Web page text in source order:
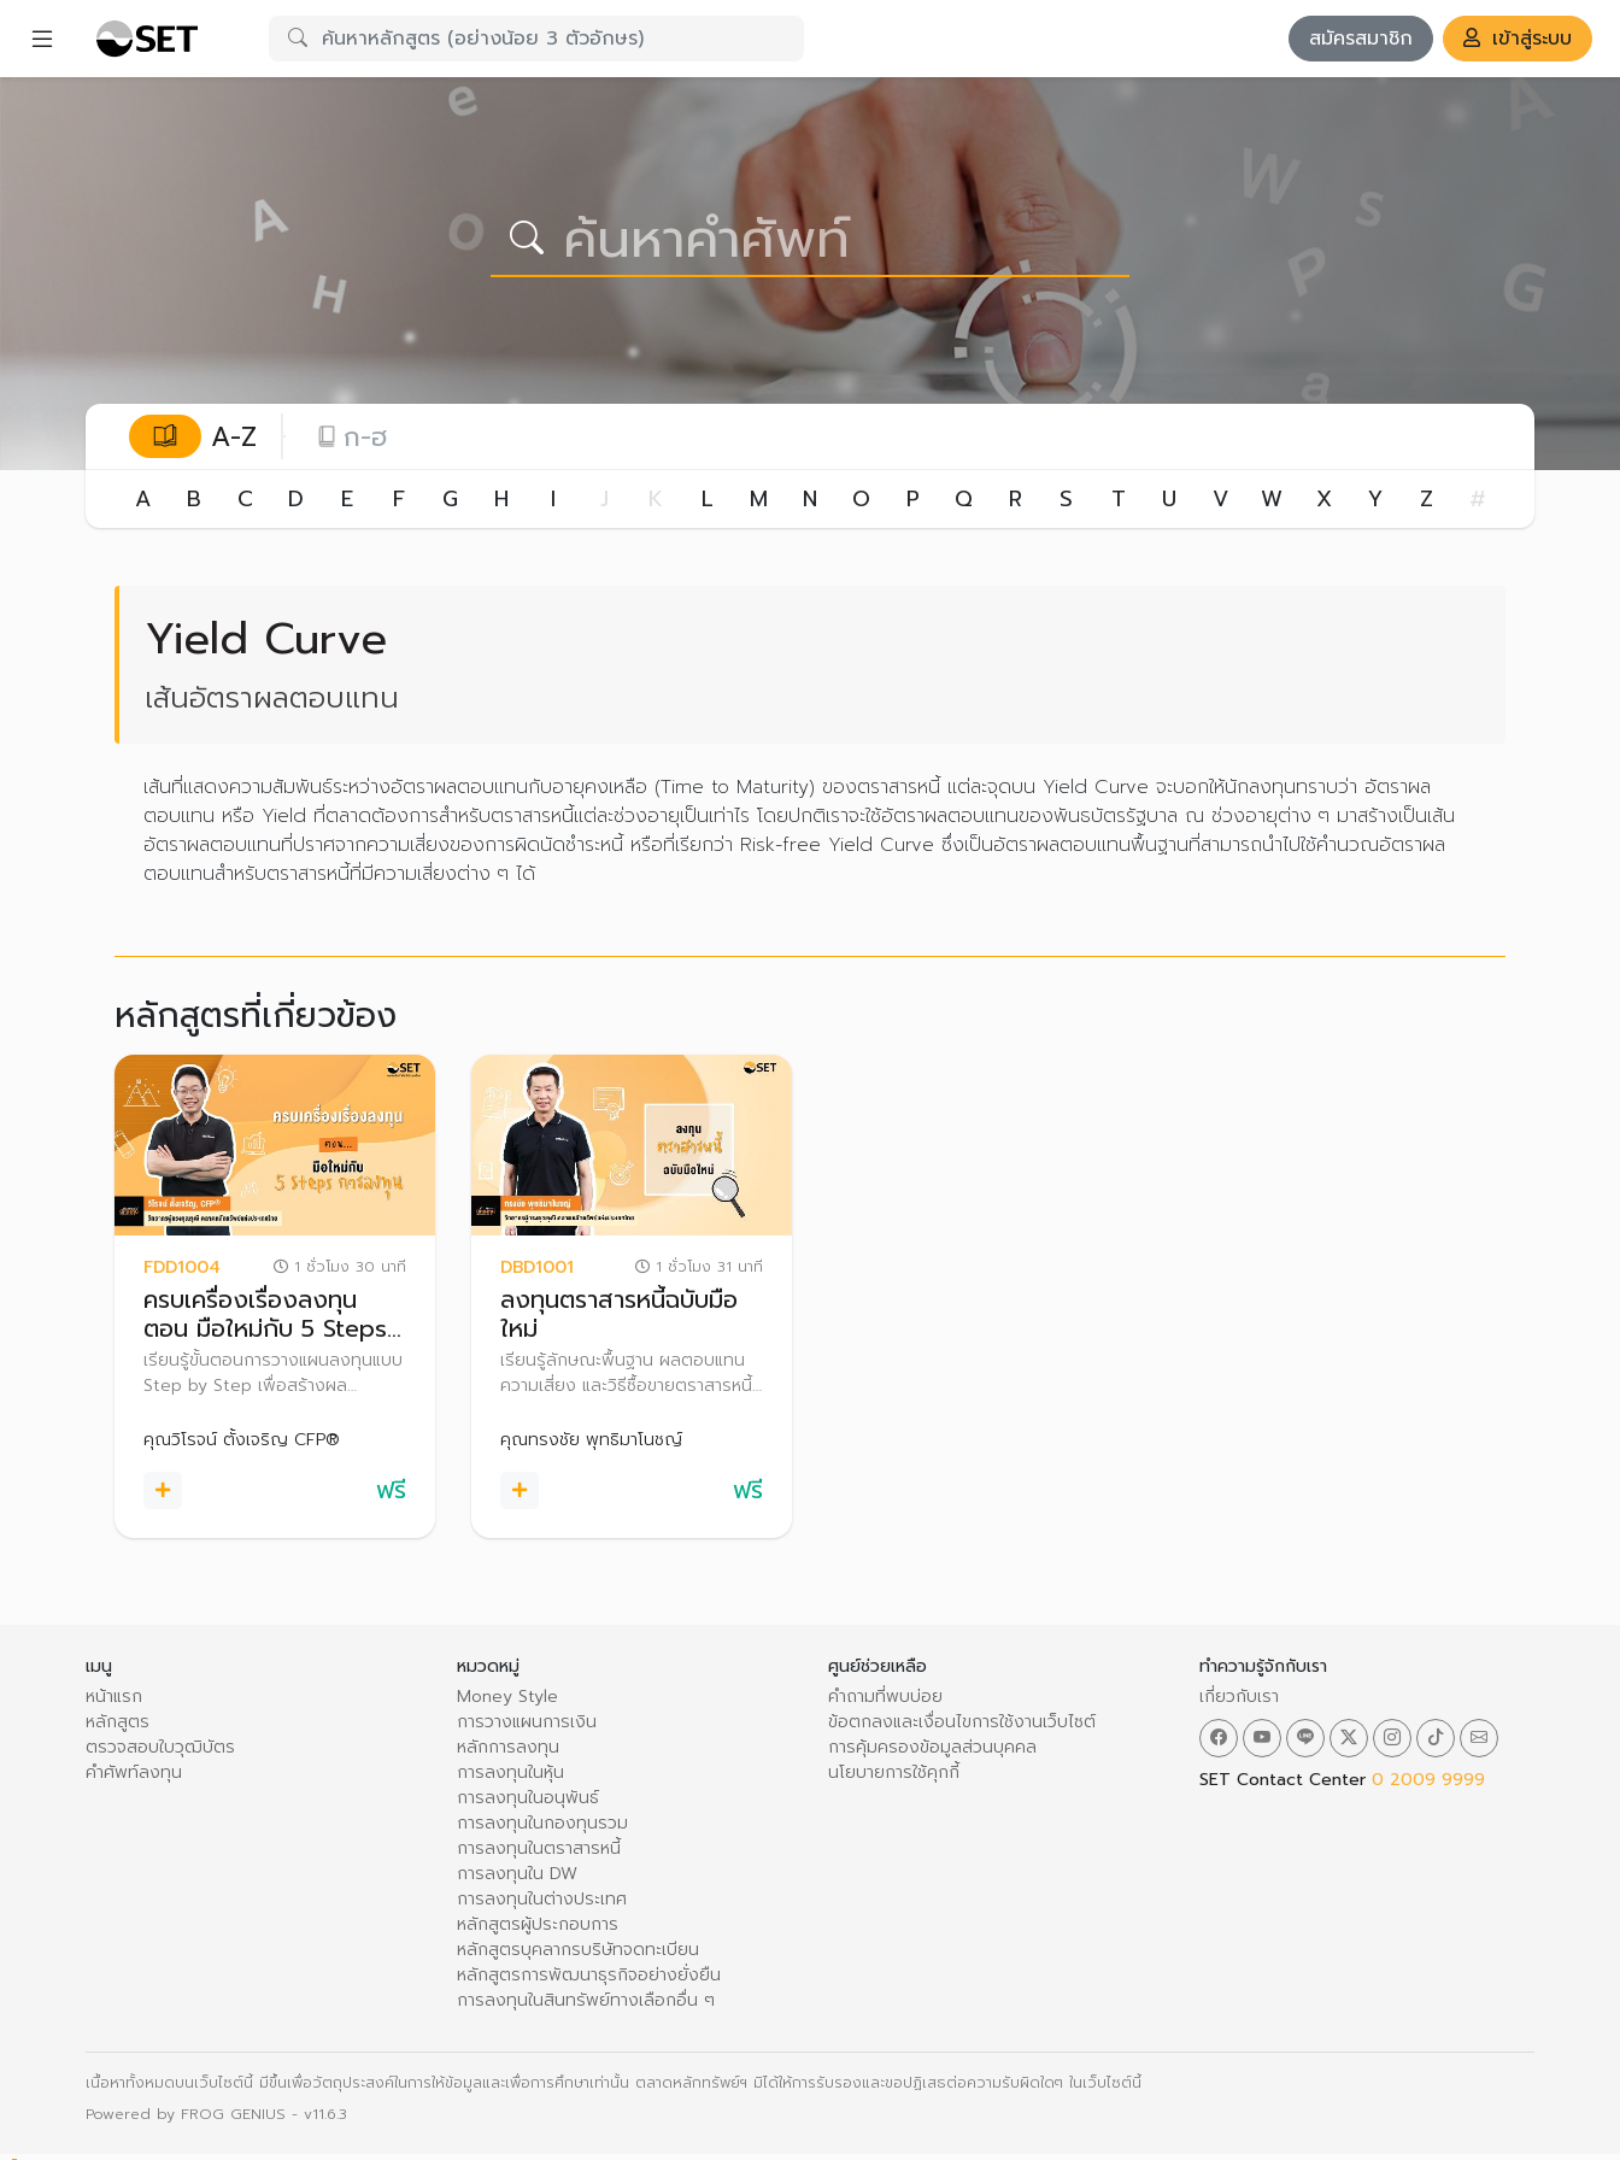
สมัครสมาชิก เข้าสู่ระบบ
A-Z ก-ฮ
A B C D E F G H I J K L M N O P Q R S T U V W X Y Z #
Yield Curve
เส้นอัตราผลตอบแทน
เส้นที่แสดงความสัมพันธ์ระหว่างอัตราผลตอบแทนกับอายุคงเหลือ (Time to Maturity) ของตราสารหนี้ แต่ละจุดบน Yield Curve จะบอกให้นักลงทุนทราบว่า อัตราผล
ตอบแทน หรือ Yield ที่ตลาดต้องการสำหรับตราสารหนี้แต่ละช่วงอายุเป็นเท่าไร โดยปกติเราจะใช้อัตราผลตอบแทนของพันธบัตรรัฐบาล ณ ช่วงอายุต่าง ๆ มาสร้างเป็นเส้น
อัตราผลตอบแทนที่ปราศจากความเสี่ยงของการผิดนัดชำระหนี้ หรือที่เรียกว่า Risk-free Yield Curve ซึ่งเป็นอัตราผลตอบแทนพื้นฐานที่สามารถนำไปใช้คำนวณอัตราผล
ตอบแทนสำหรับตราสารหนี้ที่มีความเสี่ยงต่าง ๆ ได้
หลักสูตรที่เกี่ยวข้อง
FDD1004 1 ชั่วโมง 30 นาที
ครบเครื่องเรื่องลงทุน
ตอน มือใหม่กับ 5 Steps
ลงทุน
เรียนรู้ขั้นตอนการวางแผนลงทุนแบบ
Step by Step เพื่อสร้างผล
คุณวิโรจน์ ตั้งเจริญ CFP®
ฟรี
DBD1001 1 ชั่วโมง 31 นาที
ลงทุนตราสารหนี้ฉบับมือ
ใหม่
เรียนรู้ลักษณะพื้นฐาน ผลตอบแทน
ความเสี่ยง และวิธีซื้อขายตราสารหนี้
ตัดสินใจลงทุนได้อย่างเหมาะสม
คุณทรงชัย พุทธิมาโนชญ์
ฟรี
เมนู
หน้าแรก
หลักสูตร
ตรวจสอบใบวุฒิบัตร
คำศัพท์ลงทุน
หมวดหมู่
Money Style
การวางแผนการเงิน
หลักการลงทุน
การลงทุนในหุ้น
การลงทุนในอนุพันธ์
การลงทุนในกองทุนรวม
การลงทุนในตราสารหนี้
การลงทุนใน DW
การลงทุนในต่างประเทศ
หลักสูตรผู้ประกอบการ
หลักสูตรบุคลากรบริษัทจดทะเบียน
หลักสูตรการพัฒนาธุรกิจอย่างยั่งยืน
การลงทุนในสินทรัพย์ทางเลือกอื่น ๆ
ศูนย์ช่วยเหลือ
คำถามที่พบบ่อย
ข้อตกลงและเงื่อนไขการใช้งานเว็บไซต์
การคุ้มครองข้อมูลส่วนบุคคล
นโยบายการใช้คุกกี้
ทำความรู้จักกับเรา
เกี่ยวกับเรา
SET Contact Center 0 2009 9999
เนื้อหาทั้งหมดบนเว็บไซต์นี้ มีขึ้นเพื่อวัตถุประสงค์ในการให้ข้อมูลและเพื่อการศึกษาเท่านั้น ตลาดหลักทรัพย์ฯ มิได้ให้การรับรองและขอปฏิเสธต่อความรับผิดใดๆ ในเว็บไซต์นี้
Powered by FROG GENIUS - v11.6.3